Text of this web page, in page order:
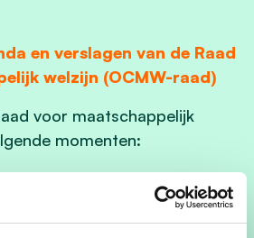
en verslagen van de Raad
welzijn (OCMW-raad)
voor maatschappelijk
momenten: